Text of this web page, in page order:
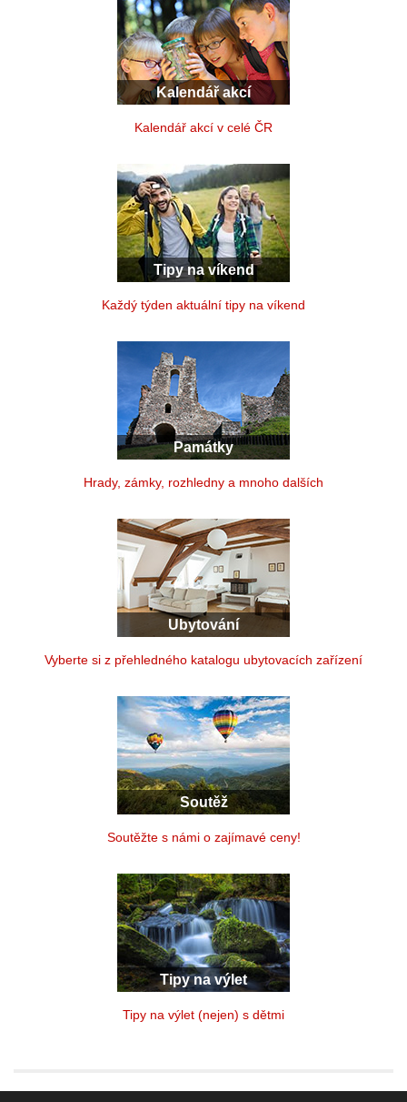
Kalendář akcí
Kalendář akcí v celé ČR
Tipy na víkend
Každý týden aktuální tipy na víkend
Památky
Hrady, zámky, rozhledny a mnoho dalších
Ubytování
Vyberte si z přehledného katalogu ubytovacích zařízení
Soutěž
Soutěžte s námi o zajímavé ceny!
Tipy na výlet
Tipy na výlet (nejen) s dětmi